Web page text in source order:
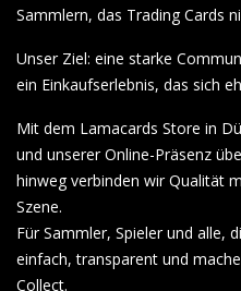
Sammlern, das Trading Cards
Unser Ziel: eine starke
ein Einkaufserlebnis, das sich
Mit dem Lamacards Store in
und unserer Online-Präsenz
hinweg verbinden wir Qualität
Szene.
Für Sammler, Spieler und alle,
einfach, transparent und
Collect.